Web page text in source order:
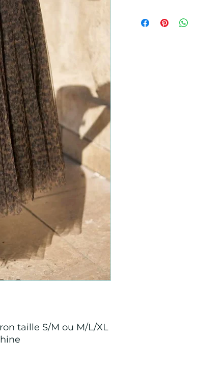
taille S/M ou M/L/XL